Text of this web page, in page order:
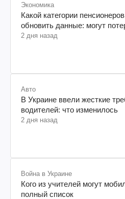
Экономика
Какой категории
обновить данные: могут
2 дня назад
Авто
В Украине ввели жесткие
водителей: что изменилось
2 дня назад
Война в Украине
Кого из учителей могут
полный список